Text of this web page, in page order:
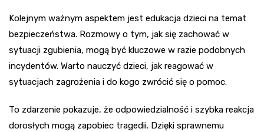
Kolejnym ważnym aspektem jest edukacja dzieci na temat
bezpieczeństwa. Rozmowy o tym, jak się zachować w
sytuacji zgubienia, mogą być kluczowe w razie podobnych
incydentów. Warto nauczyć dzieci, jak reagować w
sytuacjach zagrożenia i do kogo zwrócić się o pomoc.
To zdarzenie pokazuje, że odpowiedzialność i szybka reakcja
dorosłych mogą zapobiec tragedii. Dzięki sprawnemu